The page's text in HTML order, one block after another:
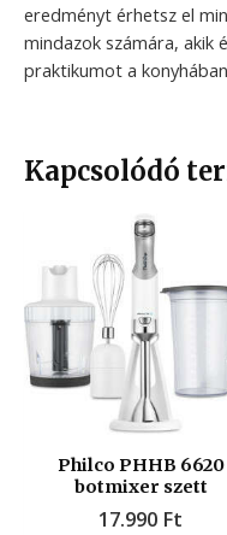
eredményt érhetsz el
mindazok számára, akik
praktikumot a
Kapcsolódó
Philco PHHB 6620
botmixer szett
17.990 Ft